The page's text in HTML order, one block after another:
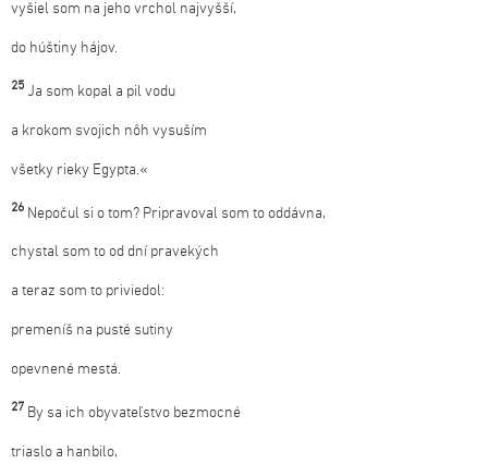
vyšiel som na jeho vrchol najvyšší,
do húštiny hájov.
25 Ja som kopal a pil vodu
a krokom svojich nôh vysuším
všetky rieky Egypta.«
26 Nepočul si o tom? Pripravoval som to oddávna,
chystal som to od dní pravekých
a teraz som to priviedol:
premeníš na pusté sutiny
opevnené mestá.
27 By sa ich obyvateľstvo bezmocné
triaslo a hanbilo,